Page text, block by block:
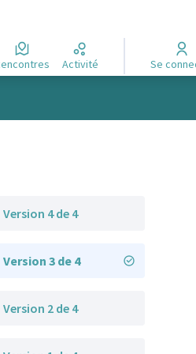
Rencontres Activité Se
Version 4 de 4
Version 3 de 4
Version 2 de 4